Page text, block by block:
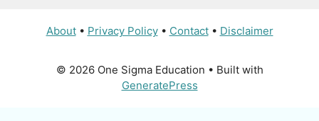
About• Privacy Policy• Contact• Disclaimer
© 2026 One Sigma Education • Built with
GeneratePress